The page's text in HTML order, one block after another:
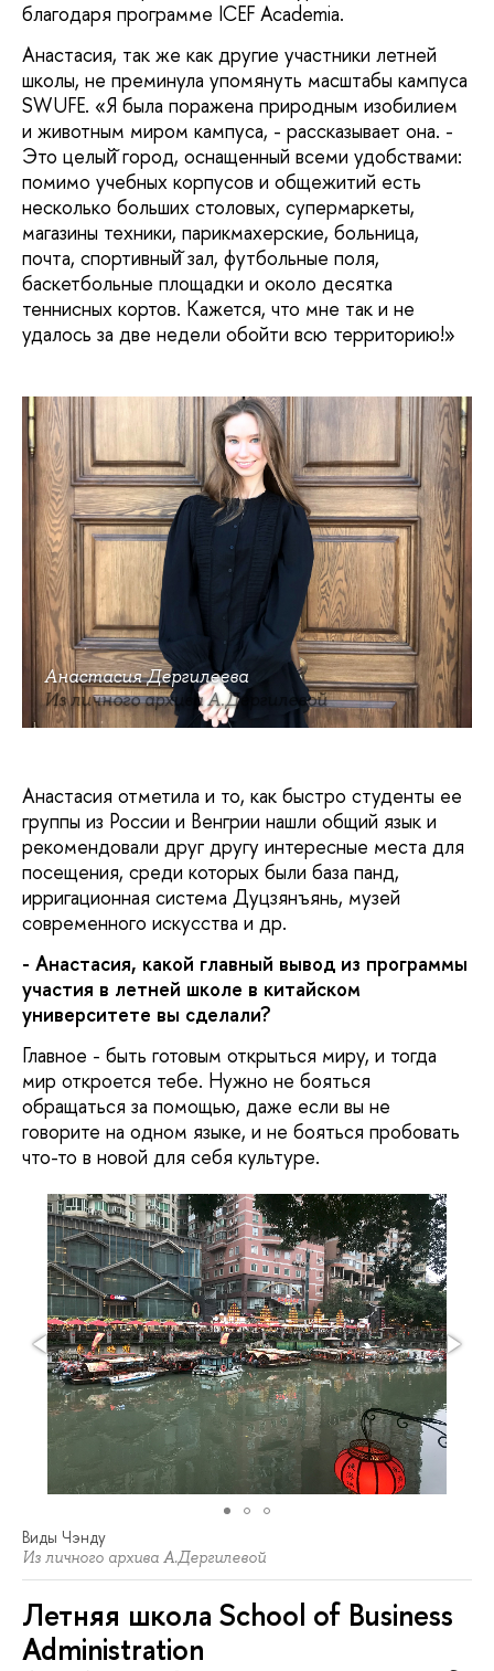
благодаря программе ICEF Academia.
Анастасия, так же как другие участники летней
школы, не преминула упомянуть масштабы кампуса
SWUFE. «Я была поражена природным изобилием
и животным миром кампуса, - рассказывает она. -
Это целый̆ город, оснащенный всеми удобствами:
помимо учебных корпусов и общежитий есть
несколько больших столовых, супермаркеты,
магазины техники, парикмахерские, больница,
почта, спортивный̆ зал, футбольные поля,
баскетбольные площадки и около десятка
теннисных кортов. Кажется, что мне так и не
удалось за две недели обойти всю территорию!»
Анастасия Дергилеева
Из личного архива А.Дергилевой
Анастасия отметила и то, как быстро студенты ее
группы из России и Венгрии нашли общий язык и
рекомендовали друг другу интересные места для
посещения, среди которых были база панд,
ирригационная система Дуцзянъянь, музей
современного искусства и др.
- Анастасия, какой главный вывод из программы
участия в летней школе в китайском
университете вы сделали?
Главное - быть готовым открыться миру, и тогда
мир откроется тебе. Нужно не бояться
обращаться за помощью, даже если вы не
говорите на одном языке, и не бояться пробовать
что-то в новой для себя культуре.
Виды Чэнду
Из личного архива А.Дергилевой
Летняя школа School of Business
Administration